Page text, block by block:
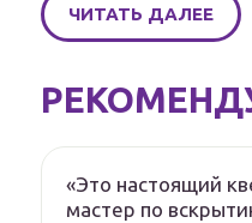
ЧИТАТЬ ДАЛЕЕ
«Это настоящий
мастер по